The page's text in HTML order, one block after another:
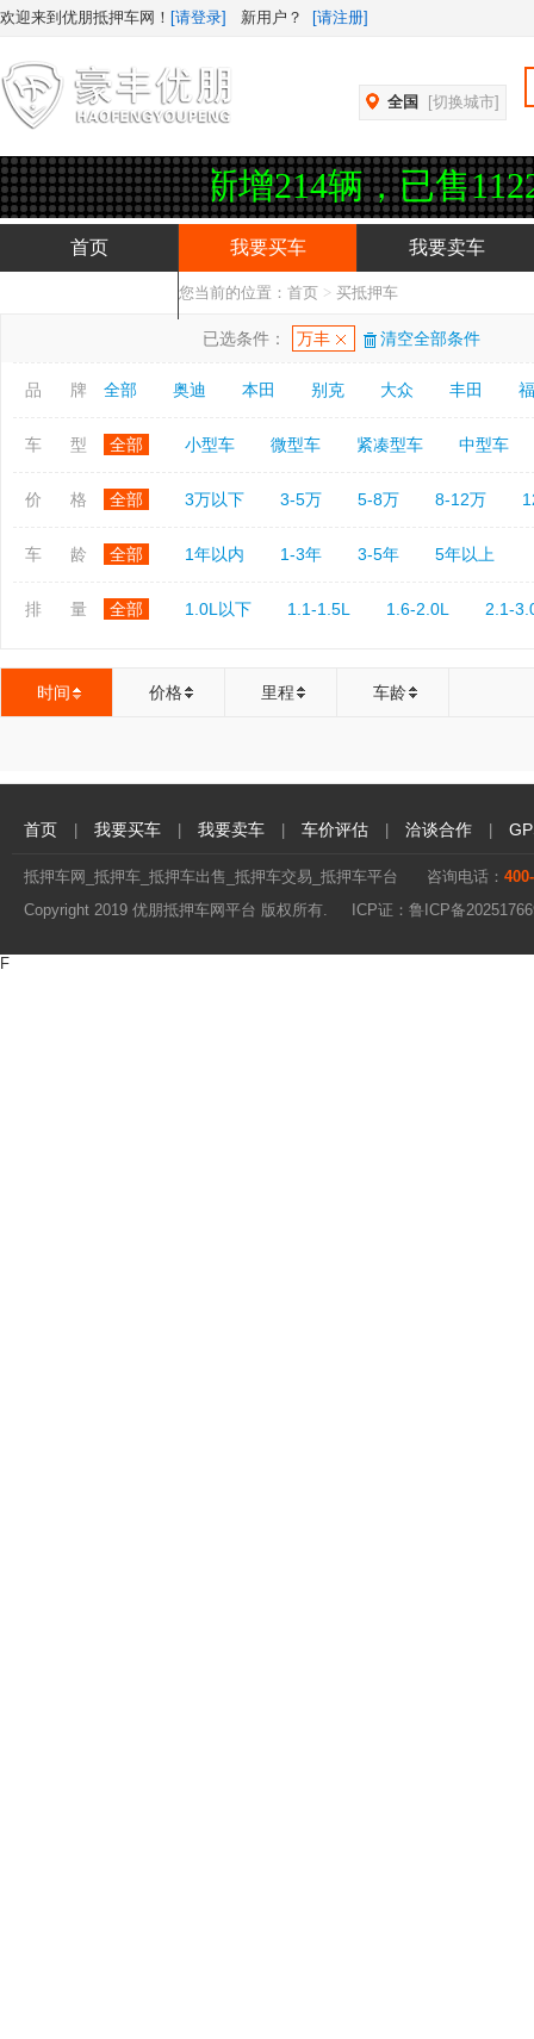
欢迎来到优朋抵押车网！ [请登录] 新用户？ [请注册]
全国 [切换城市]
今日新增214辆，已售
首页 我要买车 我要卖车
您当前的位置： 首页 > 买抵押车
已选条件： 万丰 清空全部条件
品 牌 全部 奥迪 本田 别克 大众 丰田
车 型 全部 小型车 微型车 紧凑型车 中型车
价 格 全部 3万以下 3-5万 5-8万 8-12万
车 龄 全部 1年以内 1-3年 3-5年 5年以上
排 量 全部 1.0L以下 1.1-1.5L 1.6-2.0L 2.1-
时间 价格 里程 车龄
首页 我要买车 我要卖车 车价评估 洽谈合作
抵押车网_抵押车_抵押车出售_抵押车交易_抵押车平台 咨询电话：
Copyright 2019 优朋抵押车网平台 版权所有. ICP证： 鲁ICP备
F